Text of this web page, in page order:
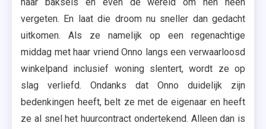
vergeten. En laat die droom nu sneller dan gedacht
uitkomen. Als ze namelijk op een regenachtige
middag met haar vriend Onno langs een verwaarloosd
winkelpand inclusief woning slentert, wordt ze op
slag verliefd. Ondanks dat Onno duidelijk zijn
bedenkingen heeft, belt ze met de eigenaar en heeft
ze al snel het huurcontract ondertekend. Alleen dan is